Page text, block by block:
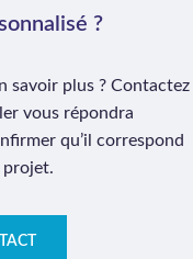
?
savoir plus ? Contactez
vous répondra
qu’il correspond
projet.